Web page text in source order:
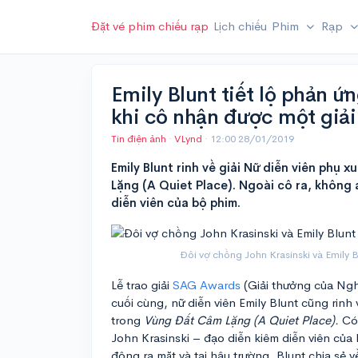
Đặt vé phim chiếu rạp Lịch chiếu Phim Rạp
Emily Blunt tiết lộ phản
khi cô nhận được một giải
Tin điện ảnh · VLynd · 12:00 28/01/2019
Emily Blunt rinh về giải Nữ diễn viên phụ
Lặng (A Quiet Place). Ngoài cô ra, không
diễn viên của bộ phim.
Đôi vợ chồng John Krasinski và
Lễ trao giải SAG Awards (Giải thưởng của
cuối cùng, nữ diễn viên Emily Blunt cũng
trong Vùng Đất Câm Lặng (A Quiet Place).
John Krasinski – đạo diễn kiêm diễn viên